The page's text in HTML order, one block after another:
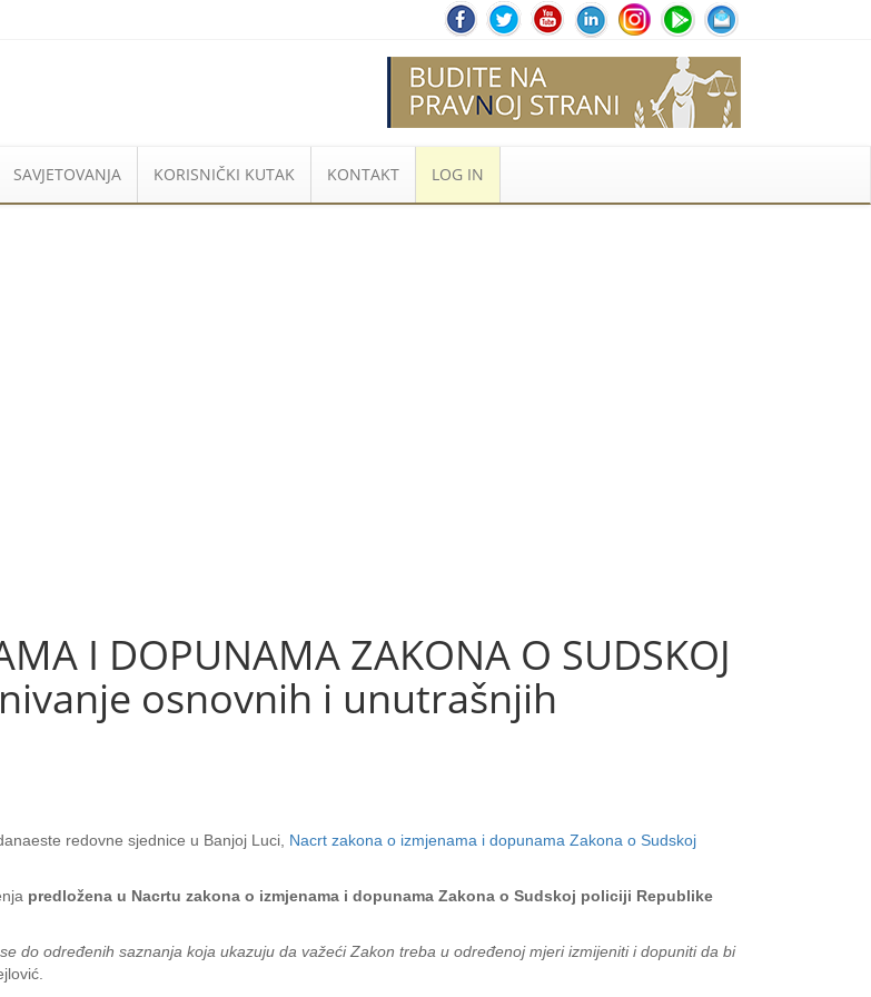
SAVJETOVANJA KORISNIČKI KUTAK KONTAKT LOG IN
I DOPUNAMA ZAKONA O SUDSKOJ
osnovnih i unutrašnjih
redovne sjednice u Banjoj Luci, Nacrt zakona o izmjenama i dopunama Zakona o Sudskoj
predložena u Nacrtu zakona o izmjenama i dopunama Zakona o Sudskoj policiji Republike
do određenih saznanja koja ukazuju da važeći Zakon treba u određenoj mjeri izmijeniti i dopuniti da bi